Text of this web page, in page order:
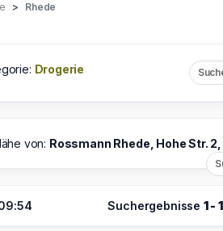
Rhede
Drogerie
von: Rossmann Rhede, Hohe Str. 2,
Suchergebnisse 1 -